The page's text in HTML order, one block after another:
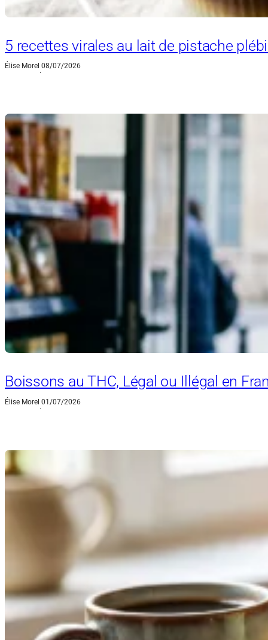
5 recettes virales au lait de pistache
Élise Morel
·
08/07/2026
Boissons au THC, Légal ou Illégal en
Élise Morel
·
01/07/2026